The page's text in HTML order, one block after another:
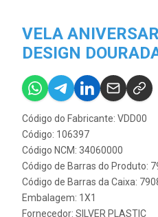
VELA
DESIGN
Código do Fabricante: VDD00
Código: 106397
Código NCM: 34060000
Código de Barras do Produto:
Código de Barras da Caixa:
Embalagem: 1X1
Fornecedor: SILVER PLASTIC